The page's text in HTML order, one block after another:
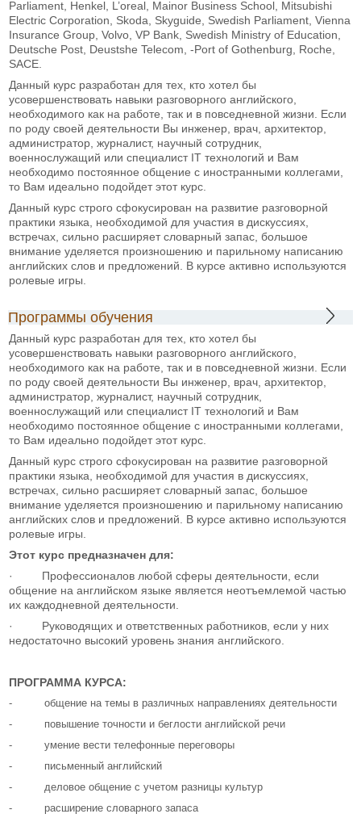
Parliament, Henkel, L’oreal, Mainor Business School, Mitsubishi
Electric Corporation, Skoda, Skyguide, Swedish Parliament, Vienna
Insurance Group, Volvo, VP Bank, Swedish Ministry of Education,
Deutsche Post, Deustshe Telecom, -Port of Gothenburg, Roche,
SACE.
Данный курс разработан для тех, кто хотел бы
усовершенствовать навыки разговорного английского,
необходимого как на работе, так и в повседневной жизни. Если
по роду своей деятельности Вы инженер, врач, архитектор,
администратор, журналист, научный сотрудник,
военнослужащий или специалист IT технологий и Вам
необходимо постоянное общение с иностранными коллегами,
то Вам идеально подойдет этот курс.
Данный курс строго сфокусирован на развитие разговорной
практики языка, необходимой для участия в дискуссиях,
встречах, сильно расширяет словарный запас, большое
внимание уделяется произношению и парильному написанию
английских слов и предложений. В курсе активно используются
ролевые игры.
Программы обучения
Данный курс разработан для тех, кто хотел бы
усовершенствовать навыки разговорного английского,
необходимого как на работе, так и в повседневной жизни. Если
по роду своей деятельности Вы инженер, врач, архитектор,
администратор, журналист, научный сотрудник,
военнослужащий или специалист IT технологий и Вам
необходимо постоянное общение с иностранными коллегами,
то Вам идеально подойдет этот курс.
Данный курс строго сфокусирован на развитие разговорной
практики языка, необходимой для участия в дискуссиях,
встречах, сильно расширяет словарный запас, большое
внимание уделяется произношению и парильному написанию
английских слов и предложений. В курсе активно используются
ролевые игры.
Этот курс предназначен для:
· Профессионалов любой сферы деятельности, если
общение на английском языке является неотъемлемой частью
их каждодневной деятельности.
· Руководящих и ответственных работников, если у них
недостаточно высокий уровень знания английского.
ПРОГРАММА КУРСА:
- общение на темы в различных направлениях деятельности
- повышение точности и беглости английской речи
- умение вести телефонные переговоры
- письменный английский
- деловое общение с учетом разницы культур
- расширение словарного запаса